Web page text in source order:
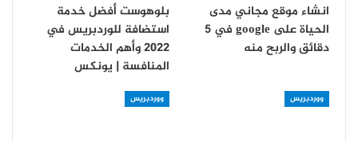
انشاء موقع مجاني مدى
الحياة على google في 5
دقائق والربح منه
بلوهوست أفضل خدمة
استضافة للوردبريس في
2022 وأهم الخدمات
المنافسة | يونكس
ووردبريس ووردبريس